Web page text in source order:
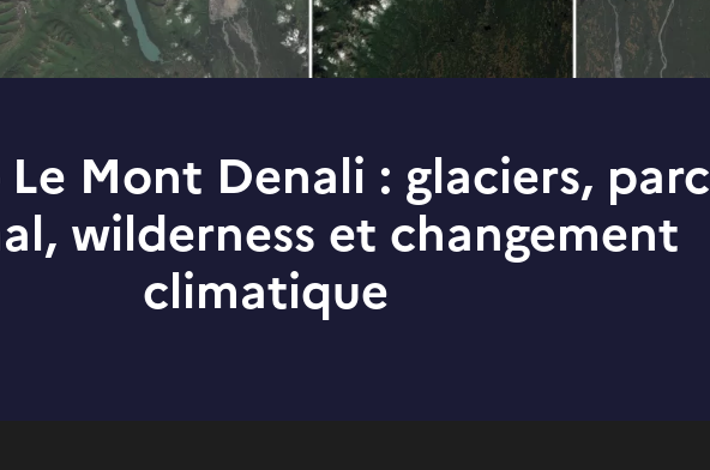
Le Mont Denali : glaciers, parc
wilderness et changement
climatique